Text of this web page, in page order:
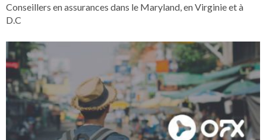
Conseillers en assurances dans le Maryland, en Virginie et à
D.C